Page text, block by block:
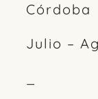
Córdoba
Julio –